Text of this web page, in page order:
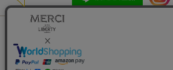
Copyright (C) Merci Co.,Ltd. ALL